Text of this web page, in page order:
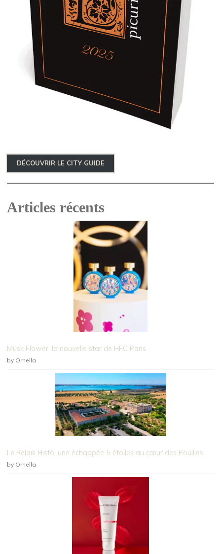
DÉCOUVRIR LE CITY GUIDE
Articles récents
Musk Flower, la nouvelle star de HFC Paris
by Ornella
Le Relais Histò, une échappée 5 étoiles au cœur des Pouilles
by Ornella